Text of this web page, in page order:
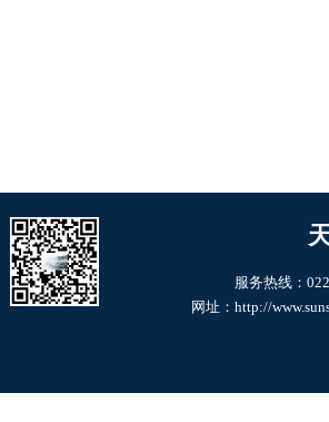
服务热线：
网址：http://